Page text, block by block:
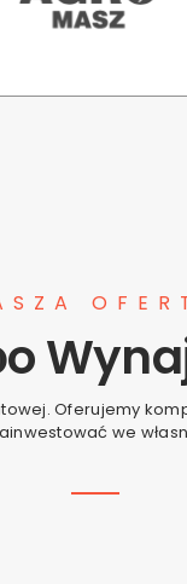
Oferujemy
we